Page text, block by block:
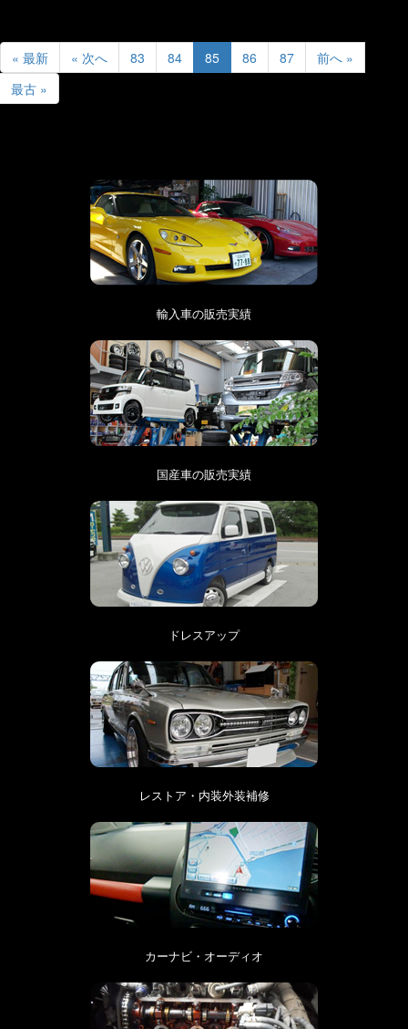
« 最新 « 次へ 83 84 85 86 87
前へ »
最古 »
輸入車の販売実績
国産車の販売実績
ドレスアップ
レストア・内装外装補修
カーナビ・オーディオ